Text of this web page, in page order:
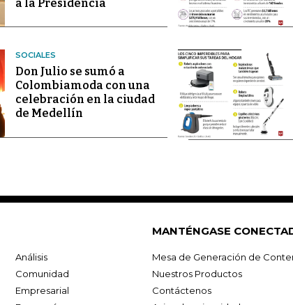
a la Presidencia
SOCIALES
Don Julio se sumó a
Colombiamoda con una
celebración en la ciudad
de Medellín
Análisis
Comunidad
Empresarial
MANTÉNGASE
Mesa de Generación de
Nuestros Productos
Contáctenos